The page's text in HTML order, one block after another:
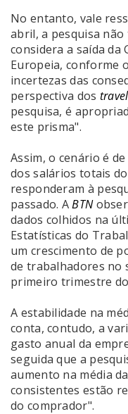
No entanto, vale
abril, a pesquisa não
considera a saída da
Europeia, conforme
incertezas das
perspectiva dos
pesquisa, é
este prisma".
Assim, o cenário é
dos salários totais
responderam à
passado. ABTN
dados colhidos na
Estatísticas do
um crescimento de
de trabalhadores no
primeiro trimestre
A estabilidade na
conta, contudo, a
gasto anual da
seguida que a
aumento na média
consistentes estão
do comprador".